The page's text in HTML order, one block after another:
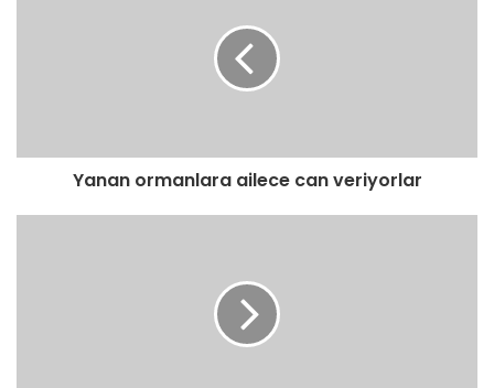
Yanan ormanlara ailece can veriyorlar